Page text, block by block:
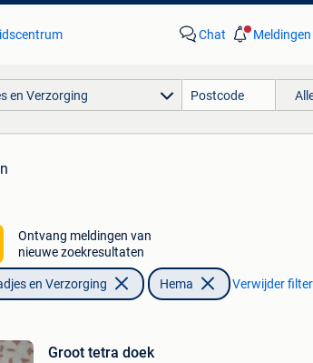
Chat Meldingen
en Verzorging
Ontvang meldingen van
nieuwe zoekresultaten
en Verzorging Hema Verwijder
Groot tetra doek